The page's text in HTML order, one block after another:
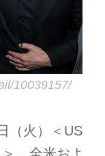
10039157/
（火）＜US
、全米およ